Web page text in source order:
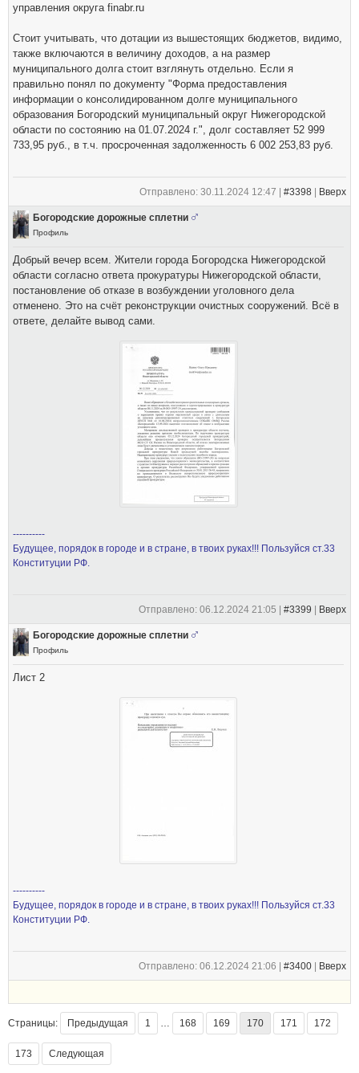
управления округа finabr.ru
Стоит учитывать, что дотации из вышестоящих бюджетов, видимо,
также включаются в величину доходов, а на размер
муниципального долга стоит взглянуть отдельно. Если я
правильно понял по документу "Форма предоставления
информации о консолидированном долге муниципального
образования Богородский муниципальный округ Нижегородской
области по состоянию на 01.07.2024 г.", долг составляет 52 999
733,95 руб., в т.ч. просроченная задолженность 6 002 253,83 руб.
Отправлено: 30.11.2024 12:47 | #3398 Вверх
Богородские дорожные сплетни
Профиль
Добрый вечер всем. Жители города Богородска Нижегородской
области согласно ответа прокуратуры Нижегородской области,
постановление об отказе в возбуждении уголовного дела
отменено. Это на счёт реконструкции очистных сооружений. Всё в
ответе, делайте вывод сами.
----------
Будущее, порядок в городе и в стране, в твоих руках!!! Пользуйся ст.33
Конституции РФ.
Отправлено: 06.12.2024 21:05 | #3399 Вверх
Богородские дорожные сплетни
Профиль
Лист 2
----------
Будущее, порядок в городе и в стране, в твоих руках!!! Пользуйся ст.33
Конституции РФ.
Отправлено: 06.12.2024 21:06 | #3400 Вверх
Страницы: Предыдущая 1 … 168 169 170 171 172
173 Следующая